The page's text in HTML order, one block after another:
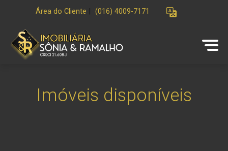
Área do Cliente (016) 4009-7171
Imóveis disponíveis